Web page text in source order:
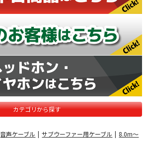
カテゴリから探す
音声ケーブル | サブウーファー用ケーブル | 8.0m〜